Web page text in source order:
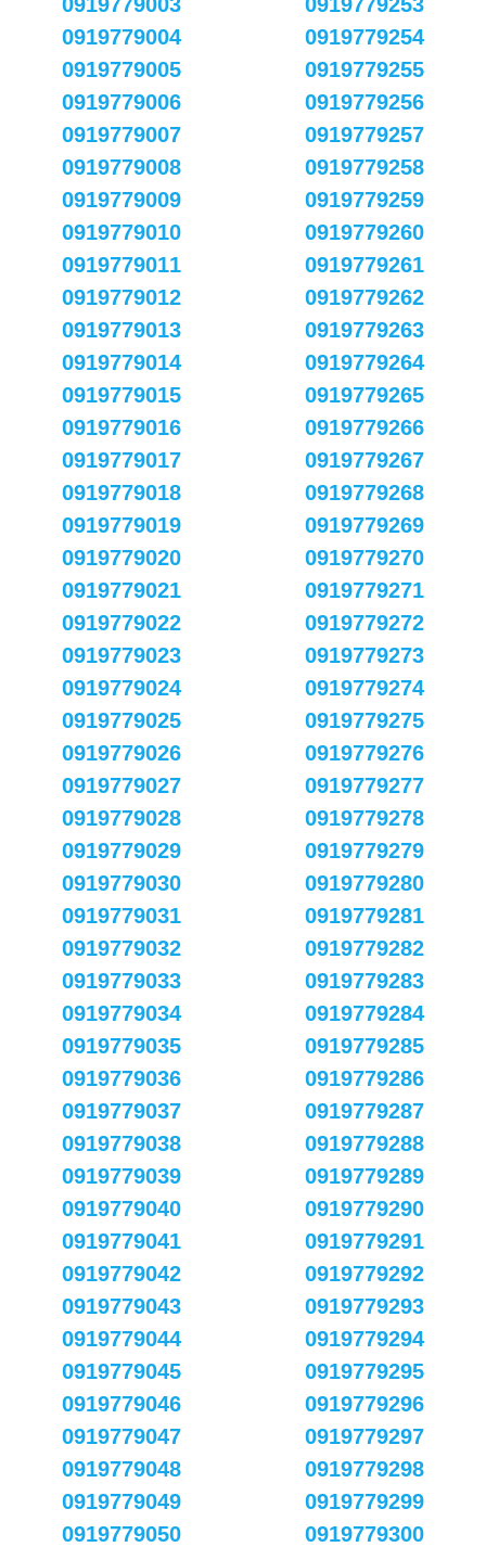
0919779004
0919779005
0919779006
0919779007
0919779008
0919779009
0919779010
0919779011
0919779012
0919779013
0919779014
0919779015
0919779016
0919779017
0919779018
0919779019
0919779020
0919779021
0919779022
0919779023
0919779024
0919779025
0919779026
0919779027
0919779028
0919779029
0919779030
0919779031
0919779032
0919779033
0919779034
0919779035
0919779036
0919779037
0919779038
0919779039
0919779040
0919779041
0919779042
0919779043
0919779044
0919779045
0919779046
0919779047
0919779048
0919779049
0919779050
0919779254
0919779255
0919779256
0919779257
0919779258
0919779259
0919779260
0919779261
0919779262
0919779263
0919779264
0919779265
0919779266
0919779267
0919779268
0919779269
0919779270
0919779271
0919779272
0919779273
0919779274
0919779275
0919779276
0919779277
0919779278
0919779279
0919779280
0919779281
0919779282
0919779283
0919779284
0919779285
0919779286
0919779287
0919779288
0919779289
0919779290
0919779291
0919779292
0919779293
0919779294
0919779295
0919779296
0919779297
0919779298
0919779299
0919779300